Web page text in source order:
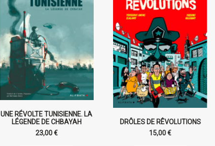
UNE RÉVOLTE TUNISIENNE. LA
LÉGENDE DE CHBAYAH
23,00€
DRÔLES DE RÊVOLUTIONS
15,00€